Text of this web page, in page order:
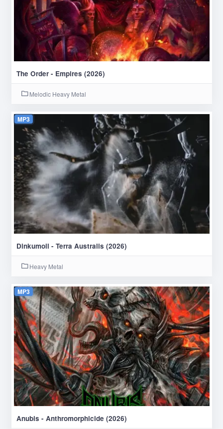
The Order - Empires (2026)
Melodic Heavy Metal
MP3
Dinkumoil - Terra Australis (2026)
Heavy Metal
MP3
Anubis - Anthromorphicide (2026)